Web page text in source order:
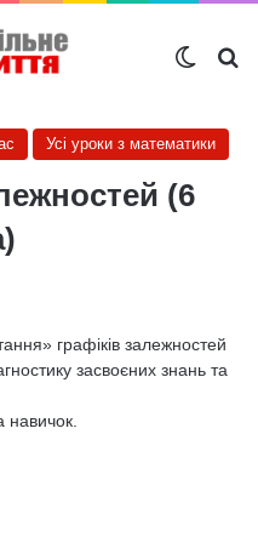
Усі уроки з математики
(6
графіків залежностей
засвоєних знань та
навичок.